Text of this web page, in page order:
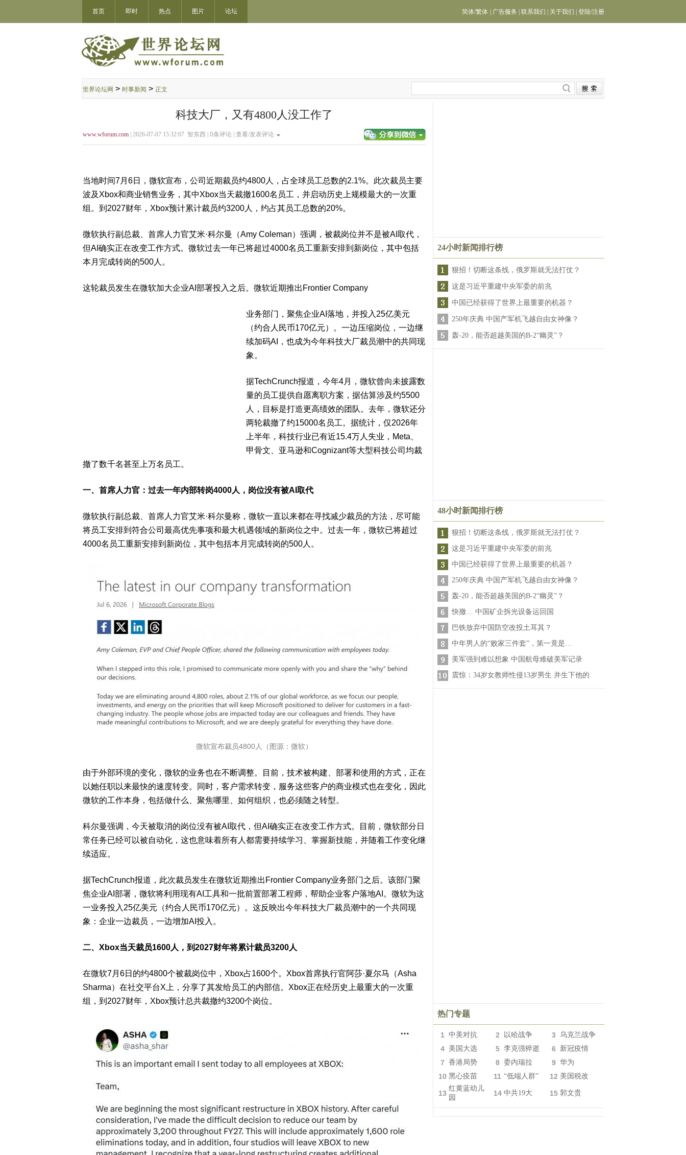
首页 即时 热点 图片 论坛 简体/繁体 广告服务 联系我们 关于我们 登陆/注册
世界论坛网 > 时事新闻 > 正文
科技大厂，又有4800人没工作了
www.wforum.com | 2026-07-07 15:32:07 智东西 | 0条评论 | 查看/发表评论
当地时间7月6日，微软宣布，公司近期裁员约4800人 ，占全球员工总数的2.1%。此次裁员主要
波及Xbox和商业销售业务，其中Xbox当天裁撤1600名员工 ，并启动历史上规模最大的一次重
组。到2027财年，Xbox预计累计裁员约3200人 ，约占其员工总数的20%。
微软执行副总裁、首席人力官艾米·科尔曼（Amy Coleman）强调，被裁岗位并不是被AI取代，
但AI确实正在改变工作方式。微软过去一年已将超过4000名员工重新安排到新岗位，其中包括
本月完成转岗的500人。
这轮裁员发生在微软加大企业AI部署投入之后。微软近期推出 Frontier Company
业务部门，聚焦企业AI落地，并投入 25亿美元
（约合人民币170亿元）
。一边压缩岗位，一边继
续加码AI，也成为今年科技大厂裁员潮中的共同现
象。
据TechCrunch报道，今年4月，微软曾向未披露数
量的员工提供自愿离职方案，据估算涉及约5500
人
，目标是打造更高绩效的团队。去年，微软还分
两轮裁撤了约15000名员工。据统计，仅2026年
上半年，科技行业已有近15.4万人 失业，Meta、
甲骨文、亚马逊和Cognizant等大型科技公司均裁
撤了数千名甚至上万名员工。
一、首席人力官：过去一年内部转岗4000人，岗位没有被AI取代
微软执行副总裁、首席人力官艾米·科尔曼称，微软一直以来都在寻找减少裁员的方法 ，尽可能
将员工安排到符合公司最高优先事项和最大机遇领域的新岗位之中。过去一年，微软已将超过
4000名员工重新安排到新岗位，其中包括本月完成转岗的500人。
微软宣布裁员4800人（图源：微软）
由于外部环境的变化，微软的业务也在不断调整。目前，技术被构建、部署和使用的方式，正在
以她任职以来最快的速度转变。同时，客户需求转变，服务这些客户的商业模式也在变化，因此
微软的工作本身，包括做什么、聚焦哪里、如何组织，也必须随之转型。
科尔曼强调， 今天被取消的岗位没有被AI取代 ，但AI确实正在改变工作方式。目前，微软部分日
常任务已经可以被自动化，这也意味着所有人都需要持续学习、掌握新技能，并随着工作变化继
续适应。
据TechCrunch报道，此次裁员发生在微软近期推出Frontier Company业务部门之后。该部门聚
焦企业AI部署 ，微软将利用现有AI工具和一批前置部署工程师，帮助企业客户落地AI。微软为这
一业务投入25亿美元（约合人民币170亿元）。这反映出今年科技大厂裁员潮中的一个共同现
象： 企业一边裁员，一边增加AI投入 。
二、Xbox当天裁员1600人，到2027财年将累计裁员3200人
在微软7月6日的约4800个被裁岗位中，Xbox占1600个。Xbox首席执行官阿莎·夏尔马（Asha
Sharma）在社交平台X上，分享了其发给员工的内部信。Xbox正在经历史上最重大的一次重
组，到2027财年，Xbox预计总共裁撤约3200个岗位。
24小时新闻排行榜
狠招！切断这条线，俄罗斯就无法打仗？
这是习近平重建中央军委的前兆
中国已经获得了世界上最重要的机器？
250年庆典 中国产军机飞越自由女神像？
轰-20，能否超越美国的B-2“幽灵”？
48小时新闻排行榜
狠招！切断这条线，俄罗斯就无法打仗？
这是习近平重建中央军委的前兆
中国已经获得了世界上最重要的机器？
250年庆典 中国产军机飞越自由女神像？
轰-20，能否超越美国的B-2“幽灵”？
快撤… 中国矿企拆光设备运回国
巴铁放弃中国防空改投土耳其？
中年男人的“败家三件套”，第一竟是…
美军强到难以想象 中国航母难破美军记录
震惊：34岁女教师性侵13岁男生 并生下他的
热门专题
1 中美对抗 2 以哈战争 3 乌克兰战争
4 美国大选 5 李克强猝逝 6 新冠疫情
7 香港局势 8 委内瑞拉 9 华为
10 黑心疫苗 11 “低端人群” 12 美国税改
13
红黄蓝幼儿
园
14 中共19大 15 郭文贵